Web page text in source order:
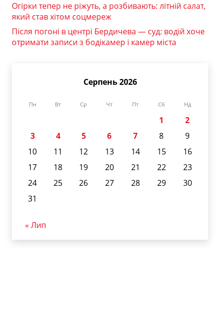
Огірки тепер не ріжуть, а розбивають: літній салат,
який став хітом соцмереж
Після погоні в центрі Бердичева — суд: водій хоче
отримати записи з бодікамер і камер міста
Серпень 2026
Пн Вт Ср Чт Пт Сб Нд
1
2
3
4 5 6 7 8
9
10
11 12 13 14 15
16
17
18 19 20 21 22
23
24
25 26 27 28 29
30
31
« Лип